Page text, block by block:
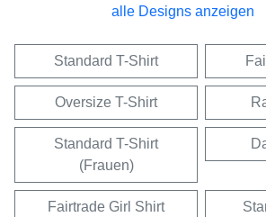
alle Designs anzeigen
Standard T-Shirt
Oversize T-Shirt
Standard T-Shirt
(Frauen)
Fairtrade Girl Shirt